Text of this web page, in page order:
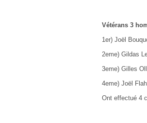
Vétérans 3
1er) Joël
2eme) Gildas
3eme) Gilles
4eme) Joël
Ont effectué 4